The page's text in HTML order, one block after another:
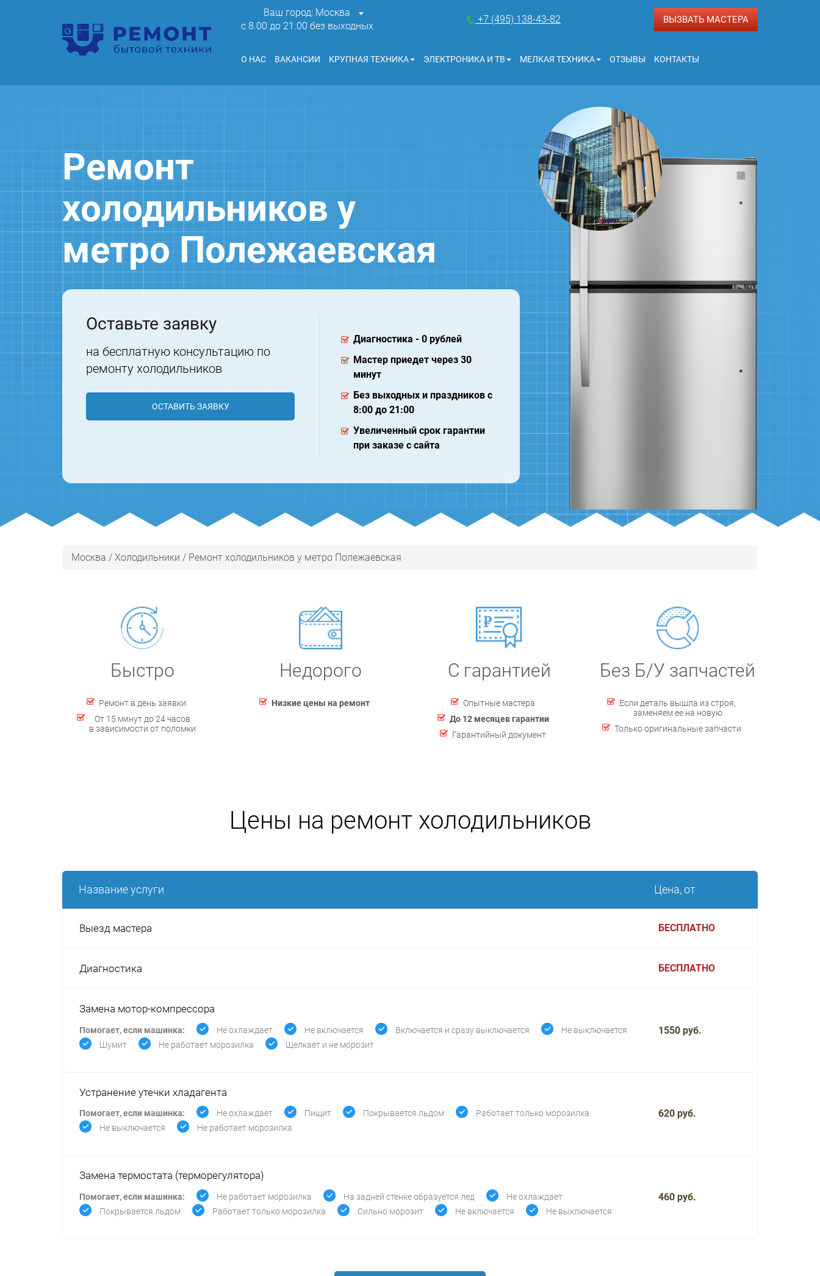
Ваш город: Москва
c 8.00 до 21.00 без выходных
+7 (495) 138-43-82 ВЫЗВАТЬ МАСТЕРА
О НАС ВАКАНСИИ КРУПНАЯ ТЕХНИКА ЭЛЕКТРОНИКА И ТВ МЕЛКАЯ ТЕХНИКА ОТЗЫВЫ КОНТАКТЫ
Ремонт
холодильников у
метро Полежаевская
Оставьте заявку
на бесплатную консультацию по
ремонту холодильников
ОСТАВИТЬ ЗАЯВКУ
Диагностика - 0 рублей
Мастер приедет через 30
минут
Без выходных и праздников с
8:00 до 21:00
Увеличенный срок гарантии
при заказе с сайта
Москва / Холодильники / Ремонт холодильников у метро Полежаевская
Быстро
Ремонт в день заявки
От 15 минут до 24 часов
в зависимости от поломки
Недорого
Низкие цены на ремонт
С гарантией
Опытные мастера
До 12 месяцев гарантии
Гарантийный документ
Без Б/У запчастей
Если деталь вышла из строя,
заменяем ее на новую
Только оригинальные запчасти
Цены на ремонт холодильников
Название услуги Цена, от
Выезд мастера БЕСПЛАТНО
Диагностика БЕСПЛАТНО
Замена мотор-компрессора
Помогает, если машинка: Не охлаждает Не включается Включается и сразу выключается
Не выключается
Шумит
Не работает морозилка Щелкает и не морозит
1550 руб.
Устранение утечки хладагента
Помогает, если машинка: Не охлаждает Пищит Покрывается льдом
Работает только морозилка
Не выключается
Не работает морозилка
620 руб.
Замена термостата (терморегулятора)
Помогает, если машинка: Не работает морозилка На задней стенке образуется лед
Не охлаждает
Покрывается льдом
Работает только морозилка Сильно морозит Не включается Не выключается
460 руб.